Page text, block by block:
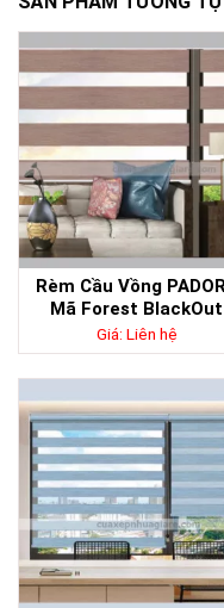
Rèm Cầu Vồng
Mã Forest BlackOut
Giá: Liên hệ